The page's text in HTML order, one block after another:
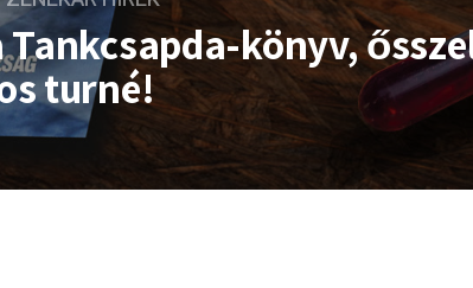
könyv,
turné!